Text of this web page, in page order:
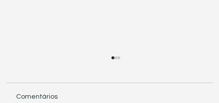
Comentários